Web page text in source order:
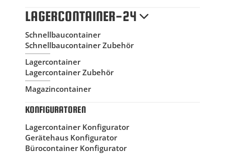
LAGERCONTAINER-24
Schnellbaucontainer
Schnellbaucontainer Zubehör
Lagercontainer
Lagercontainer Zubehör
Magazincontainer
KONFIGURATOREN
Lagercontainer Konfigurator
Gerätehaus Konfigurator
Bürocontainer Konfigurator